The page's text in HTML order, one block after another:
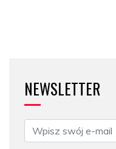
NEWSLETTER